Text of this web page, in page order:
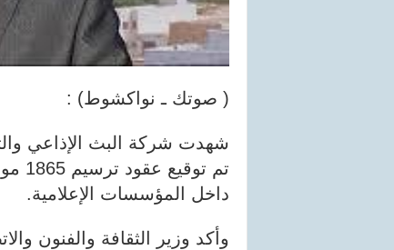
( صوتك ـ نواكشوط) :
شهدت شركة البث الإذاعي
تم
داخل المؤسسات الإعلامية.
وأكد وزير الثقافة والفنون